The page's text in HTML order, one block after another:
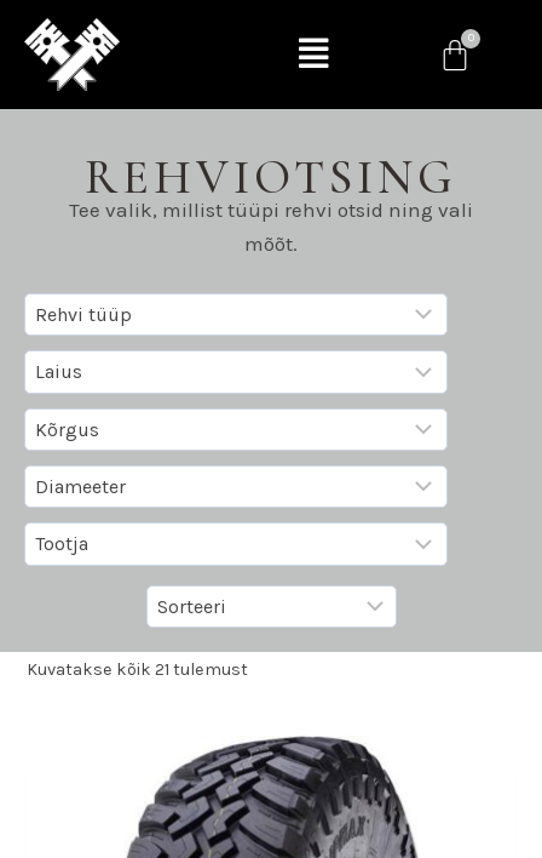
REHVIOTSING
Tee valik, millist tüüpi rehvi otsid ning vali
mõõt.
Kuvatakse kõik 21 tulemust